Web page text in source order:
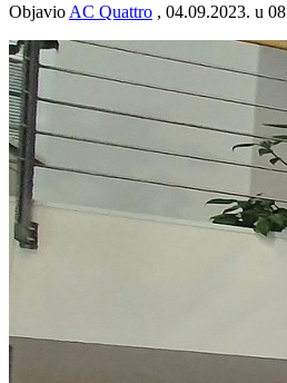
Objavio AC Quattro , 04.09.2023. u